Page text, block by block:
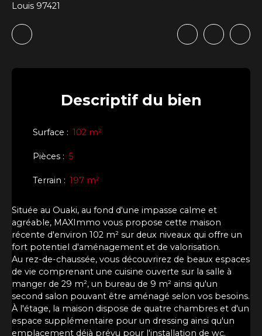
Louis 97421
Descriptifdu bien
Surface : 102 m²
Pièces : 5
Terrain : 197 m²
Située au Ouaki, au fond d'une impasse calme et
agréable, MAXImmo vous propose cette maison
récente d'environ 102 m² sur deux niveaux qui offre un
fort potentiel d'aménagement et de valorisation.
Au rez-de-chaussée, vous découvrirez de beaux espaces
de vie comprenant une cuisine ouverte sur la salle à
manger de 29 m², un bureau de 9 m² ainsi qu'un
second salon pouvant être aménagé selon vos besoins.
À l'étage, la maison dispose de quatre chambres et d'un
espace supplémentaire pour un dressing ainsi qu'un
emplacement déjà prévu pour l'installation de wc.